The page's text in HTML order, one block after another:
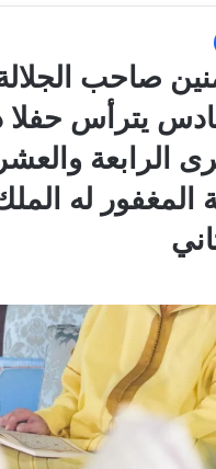
صاحب
يترأس حفلا
الرابعة
المغفور له